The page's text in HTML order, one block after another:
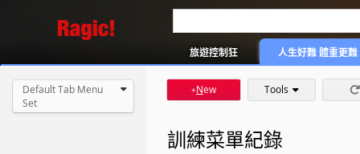
旅遊控制狂 人生好難 體重更難
Default Tab Menu
Set
+New Tools
訓練菜單紀錄